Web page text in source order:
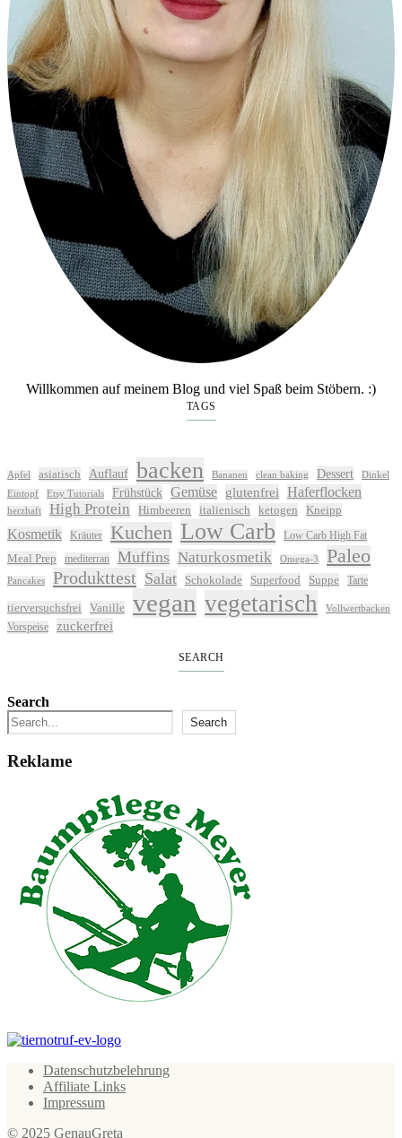
Willkommen auf meinem Blog und viel Spaß beim Stöbern. :)
TAGS
Apfel asiatisch Auflauf backen Bananen clean baking Dessert
Dinkel
Eintopf
Etsy Tutorials Frühstück Gemüse glutenfrei Haferflocken
herzhaft High Protein Himbeeren italienisch ketogen Kneipp
Kosmetik Kräuter Kuchen Low Carb Low Carb High Fat
Meal Prep mediterran Muffins Naturkosmetik Omega-3 Paleo
Pancakes Produkttest Salat Schokolade Superfood Suppe Tarte
tierversuchsfrei Vanille vegan vegetarisch Vollwertbacken
Vorspeise zuckerfrei
SEARCH
Search
Search
Reklame
Datenschutzbelehrung
Affiliate Links
Impressum
© 2025 GenauGreta